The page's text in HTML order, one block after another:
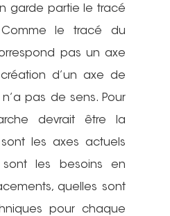
garde partie le tracé
le tracé du
pas un axe
d’un axe de
n’a pas de sens. Pour
devrait être la
les axes actuels
les besoins en
quelles sont
pour chaque